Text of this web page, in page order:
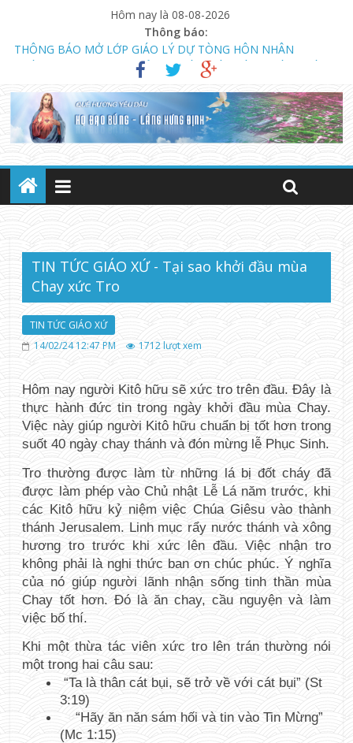
Hôm nay là 08-08-2026
Thông báo:
THÔNG BÁO MỞ LỚP GIÁO LÝ DỰ TÒNG HÔN NHÂN
NGÀY 13.08.2023 KHAI GIẢNG KHÓA GIÁO LÝ DỰ TÒNG VÀ
HÔN NHÂN (LÚC 18 GIỜ)
CHƯƠNG TRÌNH MỤC VỤ TUẦN THÁNH NĂM 2023
TIN TỨC GIÁO XỨ - Tại sao khởi đầu mùa
Chay xức Tro
TIN TỨC GIÁO XỨ
14/02/24 12:47 PM
1712lượt xem
Hôm nay người Kitô hữu sẽ xức tro trên đầu. Đây là
thực hành đức tin trong ngày khởi đầu mùa Chay.
Việc này giúp người Kitô hữu chuẩn bị tốt hơn trong
suốt 40 ngày chay thánh và đón mừng lễ Phục Sinh.
Tro thường được làm từ những lá bị đốt cháy đã
được làm phép vào Chủ nhật Lễ Lá năm trước, khi
các Kitô hữu kỷ niệm việc Chúa Giêsu vào thành
thánh Jerusalem. Linh mục rẩy nước thánh và xông
hương tro trước khi xức lên đầu. Việc nhận tro
không phải là nghi thức ban ơn chúc phúc. Ý nghĩa
của nó giúp người lãnh nhận sống tinh thần mùa
Chay tốt hơn. Đó là ăn chay, cầu nguyện và làm
việc bố thí.
Khi một thừa tác viên xức tro lên trán thường nói
một trong hai câu sau:
“Ta là thân cát bụi, sẽ trở về với cát bụi” (St
3:19)
“Hãy ăn năn sám hối và tin vào Tin Mừng”
(Mc 1:15)